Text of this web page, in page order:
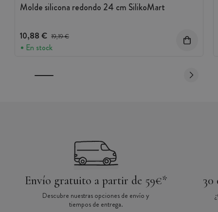
Molde silicona redondo 24 cm SilikoMart
10,88 € Precio antes del descuento
19,19 €
En stock
Envío gratuito a partir de 59€*
Descubre nuestras opciones de envío y
tiempos de entrega.
30